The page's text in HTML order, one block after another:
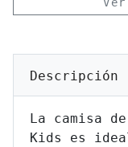
Descripción
La camisa
Kids es